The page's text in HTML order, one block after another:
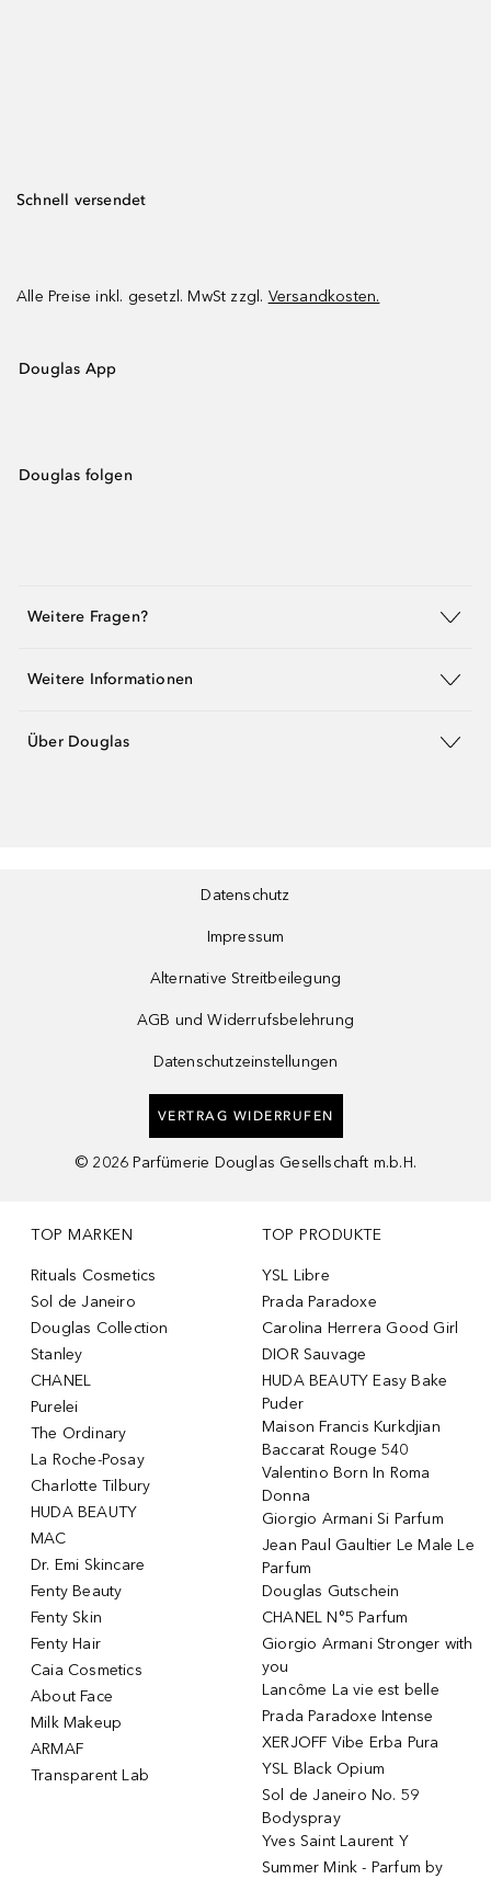
Schnell versendet
Alle Preise inkl. gesetzl. MwSt zzgl. Versandkosten.
Douglas App
Douglas folgen
Weitere Fragen?
Weitere Informationen
Über Douglas
Datenschutz
Impressum
Alternative Streitbeilegung
AGB und Widerrufsbelehrung
Datenschutzeinstellungen
VERTRAG WIDERRUFEN
© 2026 Parfümerie Douglas Gesellschaft m.b.H.
TOP MARKEN
Rituals Cosmetics
Sol de Janeiro
Douglas Collection
Stanley
CHANEL
Purelei
The Ordinary
La Roche-Posay
Charlotte Tilbury
HUDA BEAUTY
MAC
Dr. Emi Skincare
Fenty Beauty
Fenty Skin
Fenty Hair
Caia Cosmetics
About Face
Milk Makeup
ARMAF
Transparent Lab
TOP PRODUKTE
YSL Libre
Prada Paradoxe
Carolina Herrera Good Girl
DIOR Sauvage
HUDA BEAUTY Easy Bake
Puder
Maison Francis Kurkdjian
Baccarat Rouge 540
Valentino Born In Roma
Donna
Giorgio Armani Si Parfum
Jean Paul Gaultier Le Male Le
Parfum
Douglas Gutschein
CHANEL N°5 Parfum
Giorgio Armani Stronger with
you
Lancôme La vie est belle
Prada Paradoxe Intense
XERJOFF Vibe Erba Pura
YSL Black Opium
Sol de Janeiro No. 59
Bodyspray
Yves Saint Laurent Y
Summer Mink - Parfum by